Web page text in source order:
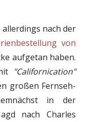
nach der
von
aufgetan haben.
"Californication"
großen Fernseh-
in der
nach Charles